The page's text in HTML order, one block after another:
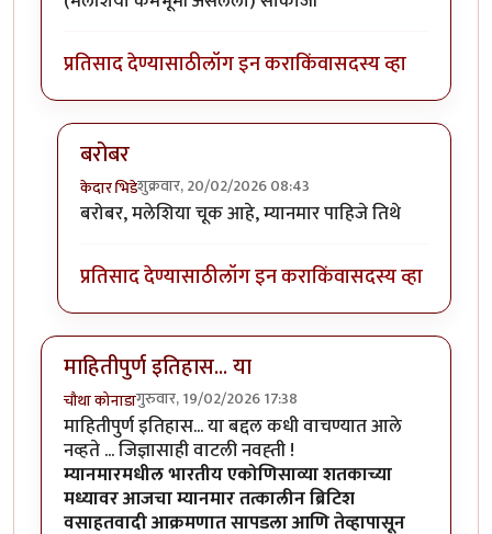
प्रतिसाद देण्यासाठीलॉग इन कराकिंवासदस्य व्हा
बरोबर
केदार भिडेशुक्रवार, 20/02/2026 08:43
In reply to>> एवढे होऊनही कितीतरी भारतीयby
बरोबर, मलेशिया चूक आहे, म्यानमार पाहिजे तिथे
प्रतिसाद देण्यासाठीलॉग इन कराकिंवासदस्य व्हा
माहितीपुर्ण इतिहास... या
चौथा कोनाडागुरुवार, 19/02/2026 17:38
माहितीपुर्ण इतिहास... या बद्दल कधी वाचण्यात आले
नव्हते ... जिज्ञासाही वाटली नवह्ती !
म्यानमारमधील भारतीय एकोणिसाव्या शतकाच्या
मध्यावर आजचा म्यानमार तत्कालीन ब्रिटिश
वसाहतवादी आक्रमणात सापडला आणि तेव्हापासून